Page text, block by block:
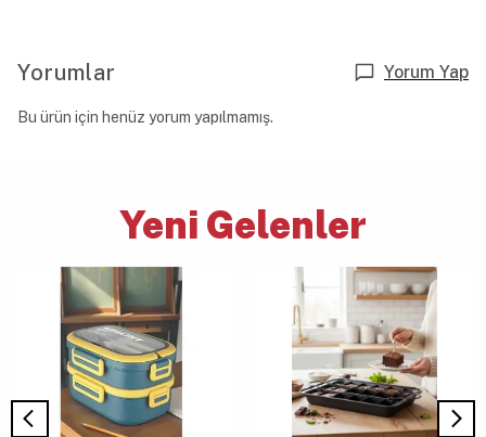
Yorumlar Yorum Yap
Bu ürün için henüz yorum yapılmamış.
Yeni Gelenler